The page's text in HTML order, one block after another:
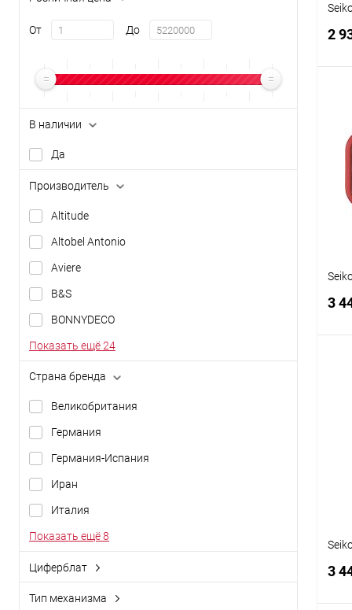
От До
В наличии
Да
Производитель
Altitude
Altobel Antonio
Aviere
B&S
BONNYDECO
Показать ещё 24
Страна бренда
Великобритания
Германия
Германия-Испания
Иран
Италия
Показать ещё 8
Циферблат
аналоговый (стрелки)
Тип механизма
2
3
3